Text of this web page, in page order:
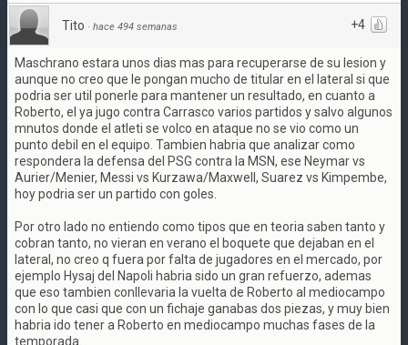
+4
Tito · hace 494 semanas
Maschrano estara unos dias mas para recuperarse de su lesion y
aunque no creo que le pongan mucho de titular en el lateral si que
podria ser util ponerle para mantener un resultado, en cuanto a
Roberto, el ya jugo contra Carrasco varios partidos y salvo algunos
mnutos donde el atleti se volco en ataque no se vio como un
punto debil en el equipo. Tambien habria que analizar como
respondera la defensa del PSG contra la MSN, ese Neymar vs
Aurier/Menier, Messi vs Kurzawa/Maxwell, Suarez vs Kimpembe,
hoy podria ser un partido con goles.
Por otro lado no entiendo como tipos que en teoria saben tanto y
cobran tanto, no vieran en verano el boquete que dejaban en el
lateral, no creo q fuera por falta de jugadores en el mercado, por
ejemplo Hysaj del Napoli habria sido un gran refuerzo, ademas
que eso tambien conllevaria la vuelta de Roberto al mediocampo
con lo que casi que con un fichaje ganabas dos piezas, y muy bien
habria ido tener a Roberto en mediocampo muchas fases de la
temporada.